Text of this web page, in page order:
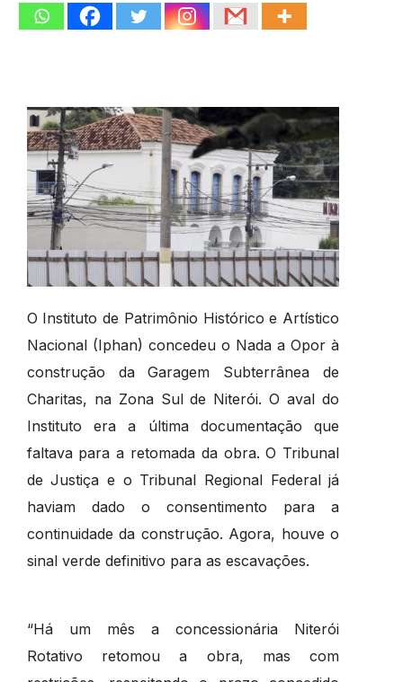
O Instituto de Patrimônio Histórico e Artístico
Nacional (Iphan) concedeu o Nada a Opor à
construção da Garagem Subterrânea de
Charitas, na Zona Sul de Niterói. O aval do
Instituto era a última documentação que
faltava para a retomada da obra. O Tribunal
de Justiça e o Tribunal Regional Federal já
haviam dado o consentimento para a
continuidade da construção. Agora, houve o
sinal verde definitivo para as escavações.
“Há um mês a concessionária Niterói
Rotativo retomou a obra, mas com